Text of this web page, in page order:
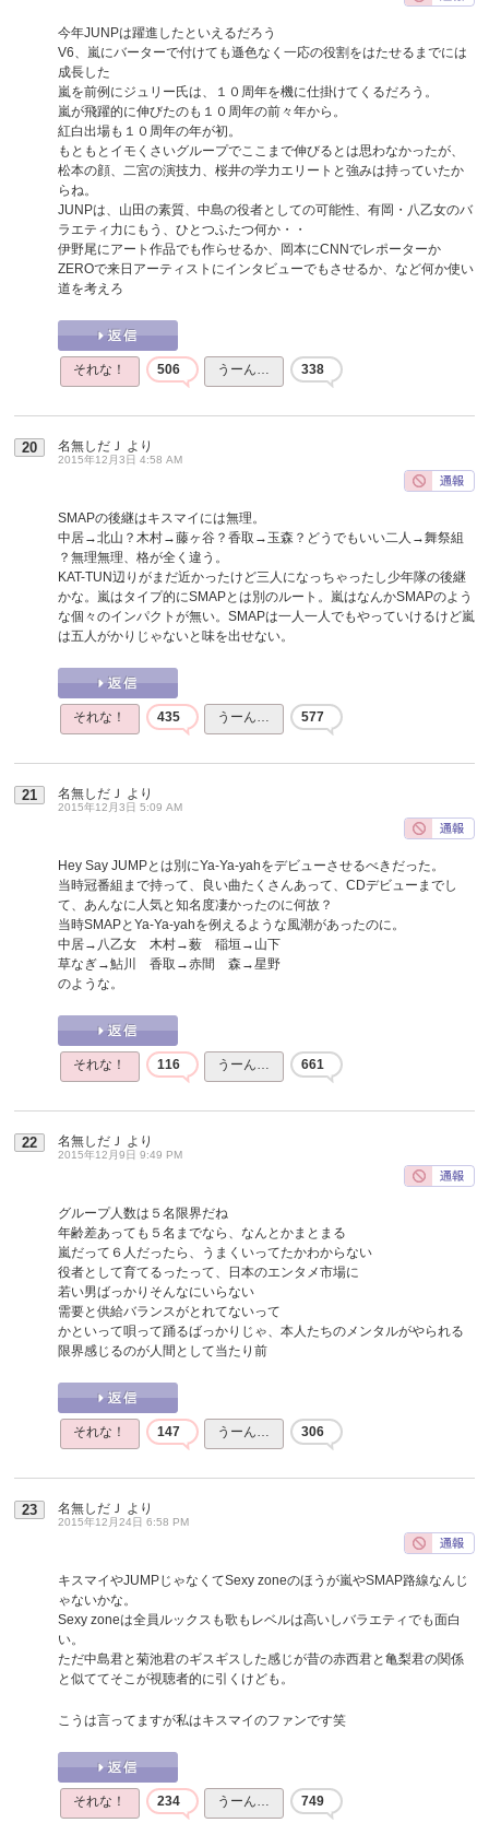
今年JUNPは躍進したといえるだろう
V6、嵐にバーターで付けても遜色なく一応の役割をはたせるまでには
成長した
嵐を前例にジュリー氏は、１０周年を機に仕掛けてくるだろう。
嵐が飛躍的に伸びたのも１０周年の前々年から。
紅白出場も１０周年の年が初。
もともとイモくさいグループでここまで伸びるとは思わなかったが、
松本の顔、二宮の演技力、桜井の学力エリートと強みは持っていたか
らね。
JUNPは、山田の素質、中島の役者としての可能性、有岡・八乙女のバ
ラエティ力にもう、ひとつふたつ何か・・
伊野尾にアート作品でも作らせるか、岡本にCNNでレポーターか
ZEROで来日アーティストにインタビューでもさせるか、など何か使い
道を考えろ
それな！ 506 うーん… 338
20 名無しだＪ より
2015年12月3日 4:58 AM
SMAPの後継はキスマイには無理。
中居→北山？木村→藤ヶ谷？香取→玉森？どうでもいい二人→舞祭組
？無理無理、格が全く違う。
KAT-TUN辺りがまだ近かったけど三人になっちゃったし少年隊の後継
かな。嵐はタイプ的にSMAPとは別のルート。嵐はなんかSMAPのよう
な個々のインパクトが無い。SMAPは一人一人でもやっていけるけど嵐
は五人がかりじゃないと味を出せない。
それな！ 435 うーん… 577
21 名無しだＪ より
2015年12月3日 5:09 AM
Hey Say JUMPとは別にYa-Ya-yahをデビューさせるべきだった。
当時冠番組まで持って、良い曲たくさんあって、CDデビューまでし
て、あんなに人気と知名度凄かったのに何故？
当時SMAPとYa-Ya-yahを例えるような風潮があったのに。
中居→八乙女 木村→薮 稲垣→山下
草なぎ→鮎川 香取→赤間 森→星野
のような。
それな！ 116 うーん… 661
22 名無しだＪ より
2015年12月9日 9:49 PM
グループ人数は５名限界だね
年齢差あっても５名までなら、なんとかまとまる
嵐だって６人だったら、うまくいってたかわからない
役者として育てるったって、日本のエンタメ市場に
若い男ばっかりそんなにいらない
需要と供給バランスがとれてないって
かといって唄って踊るばっかりじゃ、本人たちのメンタルがやられる
限界感じるのが人間として当たり前
それな！ 147 うーん… 306
23 名無しだＪ より
2015年12月24日 6:58 PM
キスマイやJUMPじゃなくてSexy zoneのほうが嵐やSMAP路線なんじ
ゃないかな。
Sexy zoneは全員ルックスも歌もレベルは高いしバラエティでも面白
い。
ただ中島君と菊池君のギスギスした感じが昔の赤西君と亀梨君の関係
と似ててそこが視聴者的に引くけども。
こうは言ってますが私はキスマイのファンです笑
それな！ 234 うーん… 749